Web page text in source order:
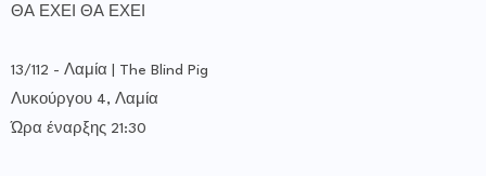
ΘΑ ΕΧΕΙ ΘΑ ΕΧΕΙ
13/112 - Λαμία | The Blind Pig
Λυκούργου 4, Λαμία
Ώρα έναρξης 21:30